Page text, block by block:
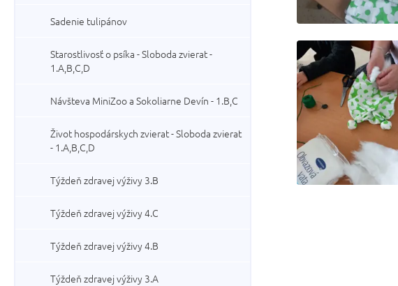
Sadenie tulipánov
Starostlivosť o psíka - Sloboda zvierat -
1.A,B,C,D
Návšteva MiniZoo a Sokoliarne Devín - 1.B,C
Život hospodárskych zvierat - Sloboda zvierat
- 1.A,B,C,D
Týždeň zdravej výživy 3.B
Týždeň zdravej výživy 4.C
Týždeň zdravej výživy 4.B
Týždeň zdravej výživy 3.A